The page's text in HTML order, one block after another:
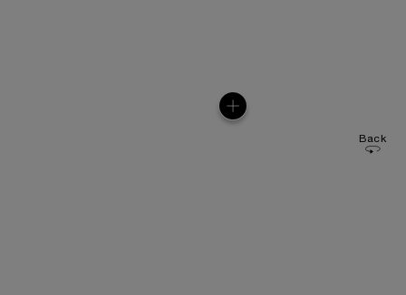
Back